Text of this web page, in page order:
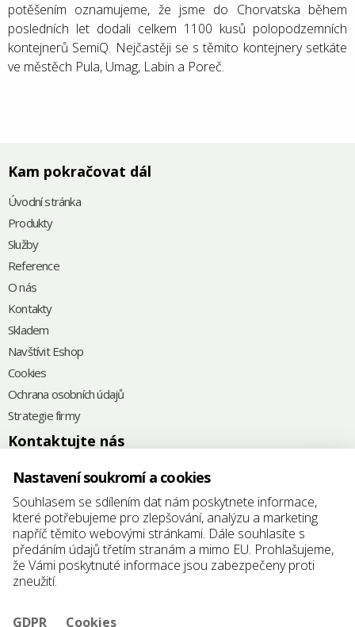
potěšením oznamujeme, že jsme do Chorvatska během
posledních let dodali celkem 1100 kusů polopodzemních
kontejnerů SemiQ. Nejčastěji se s těmito kontejnery setkáte
ve městěch Pula, Umag, Labin a Poreč.
Kam pokračovat dál
Úvodní stránka
Produkty
Služby
Reference
O nás
Kontakty
Skladem
Navštívit Eshop
Cookies
Ochrana osobních údajů
Strategie firmy
Kontaktujte nás
+420575 571 000
@
elkoplast@elkoplast.cz
Štefánikova 2664
760 01 Zlín
IČ: 25347942
DIČ: CZ25347942
Nastavení soukromí a cookies
Souhlasem se sdílením dat nám poskytnete informace,
které potřebujeme pro zlepšování, analýzu a marketing
napříč těmito webovými stránkami. Dále souhlasíte s
předáním údajů třetím stranám a mimo EU. Prohlašujeme,
že Vámi poskytnuté informace jsou zabezpečeny proti
zneužití.
GDPR Cookies